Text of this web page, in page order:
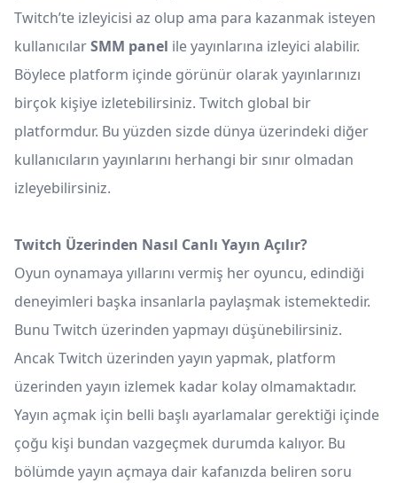
Twitch’te izleyicisi az olup ama para kazanmak isteyen
kullanıcılarSMM panel ile yayınlarına izleyici alabilir.
Böylece platform içinde görünür olarak yayınlarınızı
birçok kişiye izletebilirsiniz. Twitch global bir
platformdur. Bu yüzden sizde dünya üzerindeki diğer
kullanıcıların yayınlarını herhangi bir sınır olmadan
izleyebilirsiniz.
Twitch Üzerinden Nasıl Canlı Yayın Açılır?
Oyun oynamaya yıllarını vermiş her oyuncu, edindiği
deneyimleri başka insanlarla paylaşmak istemektedir.
Bunu Twitch üzerinden yapmayı düşünebilirsiniz.
Ancak Twitch üzerinden yayın yapmak, platform
üzerinden yayın izlemek kadar kolay olmamaktadır.
Yayın açmak için belli başlı ayarlamalar gerektiği içinde
çoğu kişi bundan vazgeçmek durumda kalıyor. Bu
bölümde yayın açmaya dair kafanızda beliren soru